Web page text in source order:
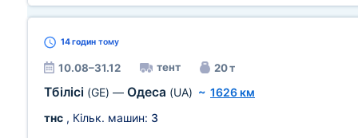
14 годин тому
10.08–31.12 тент 20 т
Тбілісі (GE) — Одеса (UA) ~ 1626 км
тнс , Кільк. машин: 3